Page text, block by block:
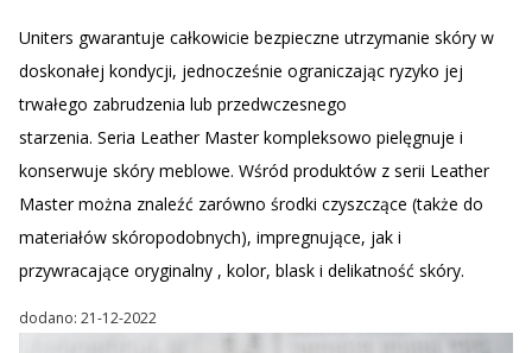
Uniters gwarantuje całkowicie bezpieczne utrzymanie skóry w
doskonałej kondycji, jednocześnie ograniczając ryzyko jej
trwałego zabrudzenia lub przedwczesnego
starzenia. Seria Leather Master kompleksowo pielęgnuje i
konserwuje skóry meblowe. Wśród produktów z serii Leather
Master można znaleźć zarówno środki czyszczące (także do
materiałów skóropodobnych), impregnujące, jak i
przywracające oryginalny , kolor, blask i delikatność skóry.
dodano: 21-12-2022